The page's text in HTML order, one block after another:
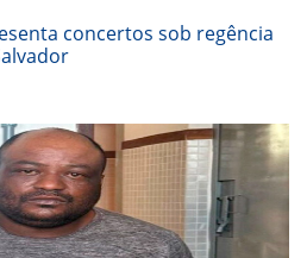
concertos sob regência